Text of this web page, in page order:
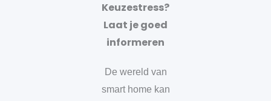
Keuzestress?
Laat je goed
informeren
De wereld van
smart home kan